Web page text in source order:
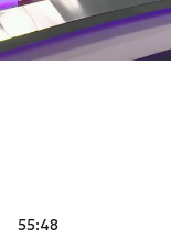
55:48